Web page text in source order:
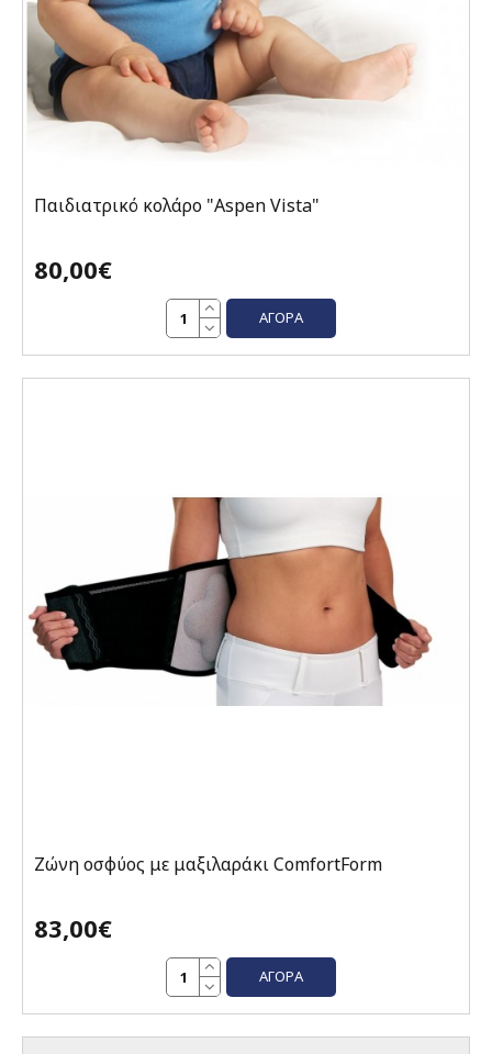
Παιδιατρικό κολάρο "Aspen Vista"
80,00€
ΑΓΟΡΆ
Ζώνη οσφύος με μαξιλαράκι ComfortForm
83,00€
ΑΓΟΡΆ